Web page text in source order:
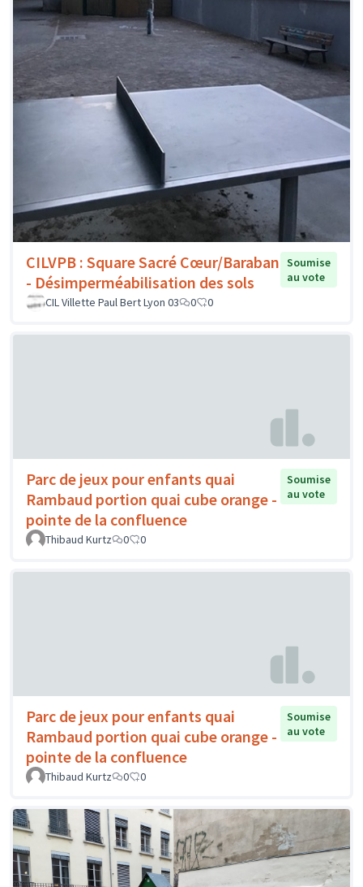
CILVPB : Square Sacré Cœur/Baraban
- Désimperméabilisation des sols
Soumise
au vote
CIL Villette Paul Bert Lyon 03
0 0
Parc de jeux pour enfants quai
Rambaud portion quai cube orange -
pointe de la confluence
Soumise
au vote
Thibaud Kurtz 0 0
Parc de jeux pour enfants quai
Rambaud portion quai cube orange -
pointe de la confluence
Soumise
au vote
Thibaud Kurtz 0 0